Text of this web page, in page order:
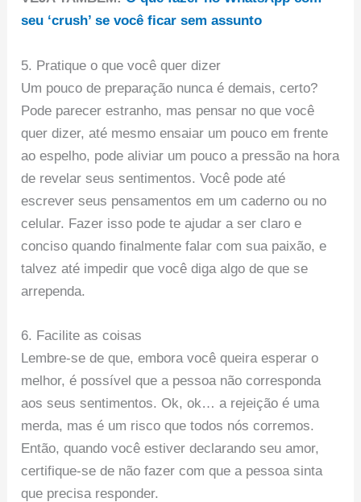
seu ‘crush’ se você ficar sem assunto
5. Pratique o que você quer dizer
Um pouco de preparação nunca é demais, certo?
Pode parecer estranho, mas pensar no que você
quer dizer, até mesmo ensaiar um pouco em frente
ao espelho, pode aliviar um pouco a pressão na hora
de revelar seus sentimentos. Você pode até
escrever seus pensamentos em um caderno ou no
celular. Fazer isso pode te ajudar a ser claro e
conciso quando finalmente falar com sua paixão, e
talvez até impedir que você diga algo de que se
arrependa.
6. Facilite as coisas
Lembre-se de que, embora você queira esperar o
melhor, é possível que a pessoa não corresponda
aos seus sentimentos. Ok, ok… a rejeição é uma
merda, mas é um risco que todos nós corremos.
Então, quando você estiver declarando seu amor,
certifique-se de não fazer com que a pessoa sinta
que precisa responder.